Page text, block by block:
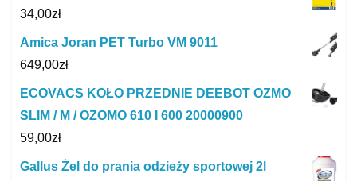
34,00zł
Amica Joran PET Turbo VM 9011
649,00zł
ECOVACS KOŁO PRZEDNIE DEEBOT OZMO
SLIM / M / OZOMO 610 I 600 20000900
59,00zł
Gallus Żel do prania odzieży sportowej 2l